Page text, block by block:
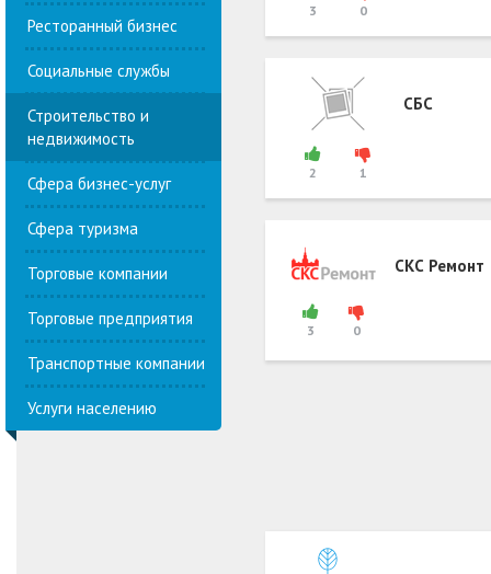
Ресторанный бизнес
Социальные службы
Строительство и
недвижимость
Сфера бизнес-услуг
Сфера туризма
Торговые компании
Торговые предприятия
Транспортные компании
Услуги населению
3 0
2 1
СБС
3 0
СКС Ремонт